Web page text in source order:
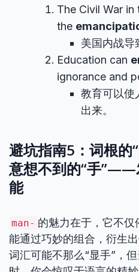
The Civil War
the
美国内战导
Education can
ignorance and
教育可以使
出来。
避坑指南5：词根的
意想不到的“手”——
能
man- 的魅力在于，它不仅
能通过巧妙的组合，衍生
词汇可能不那么“显手”，